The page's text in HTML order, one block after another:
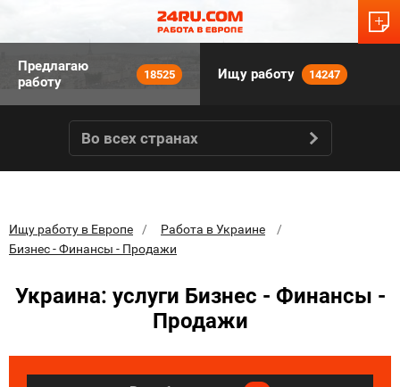
Предлагаю
работу
18525 Ищу работу 14247
Во всех странах
Ищу работу в Европе
Работа в Украине
Бизнес - Финансы - Продажи
Украина: услуги Бизнес - Финансы -
Продажи